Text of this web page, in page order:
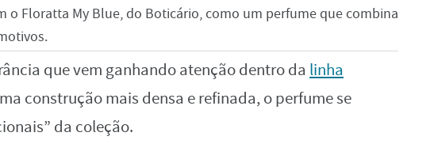
o Floratta My Blue, do Boticário, como um perfume que combina
que vem ganhando atenção dentro da linha
construção mais densa e refinada, o perfume se
da coleção.